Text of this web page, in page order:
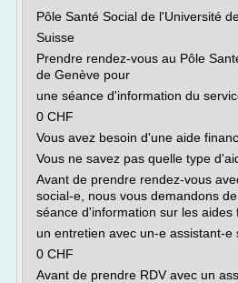
Pôle Santé Social de l'Université
Suisse
Prendre rendez-vous au Pôle
de Genève pour
une séance d'information du
0 CHF
Vous avez besoin d'une aide
Vous ne savez pas quelle type
Avant de prendre rendez-vous
social-e, nous vous demandons
séance d'information sur les aides
un entretien avec un-e assistant-e
0 CHF
Avant de prendre RDV avec un